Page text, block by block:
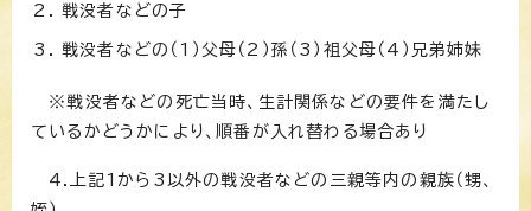
戦没者などの子
戦没者などの（1）父母（2）孫（3）祖父母（4）兄弟姉妹
※戦没者などの死亡当時、生計関係などの要件を満たし
ているかどうかにより、順番が入れ替わる場合あり
4.上記1から3以外の戦没者などの三親等内の親族（甥、